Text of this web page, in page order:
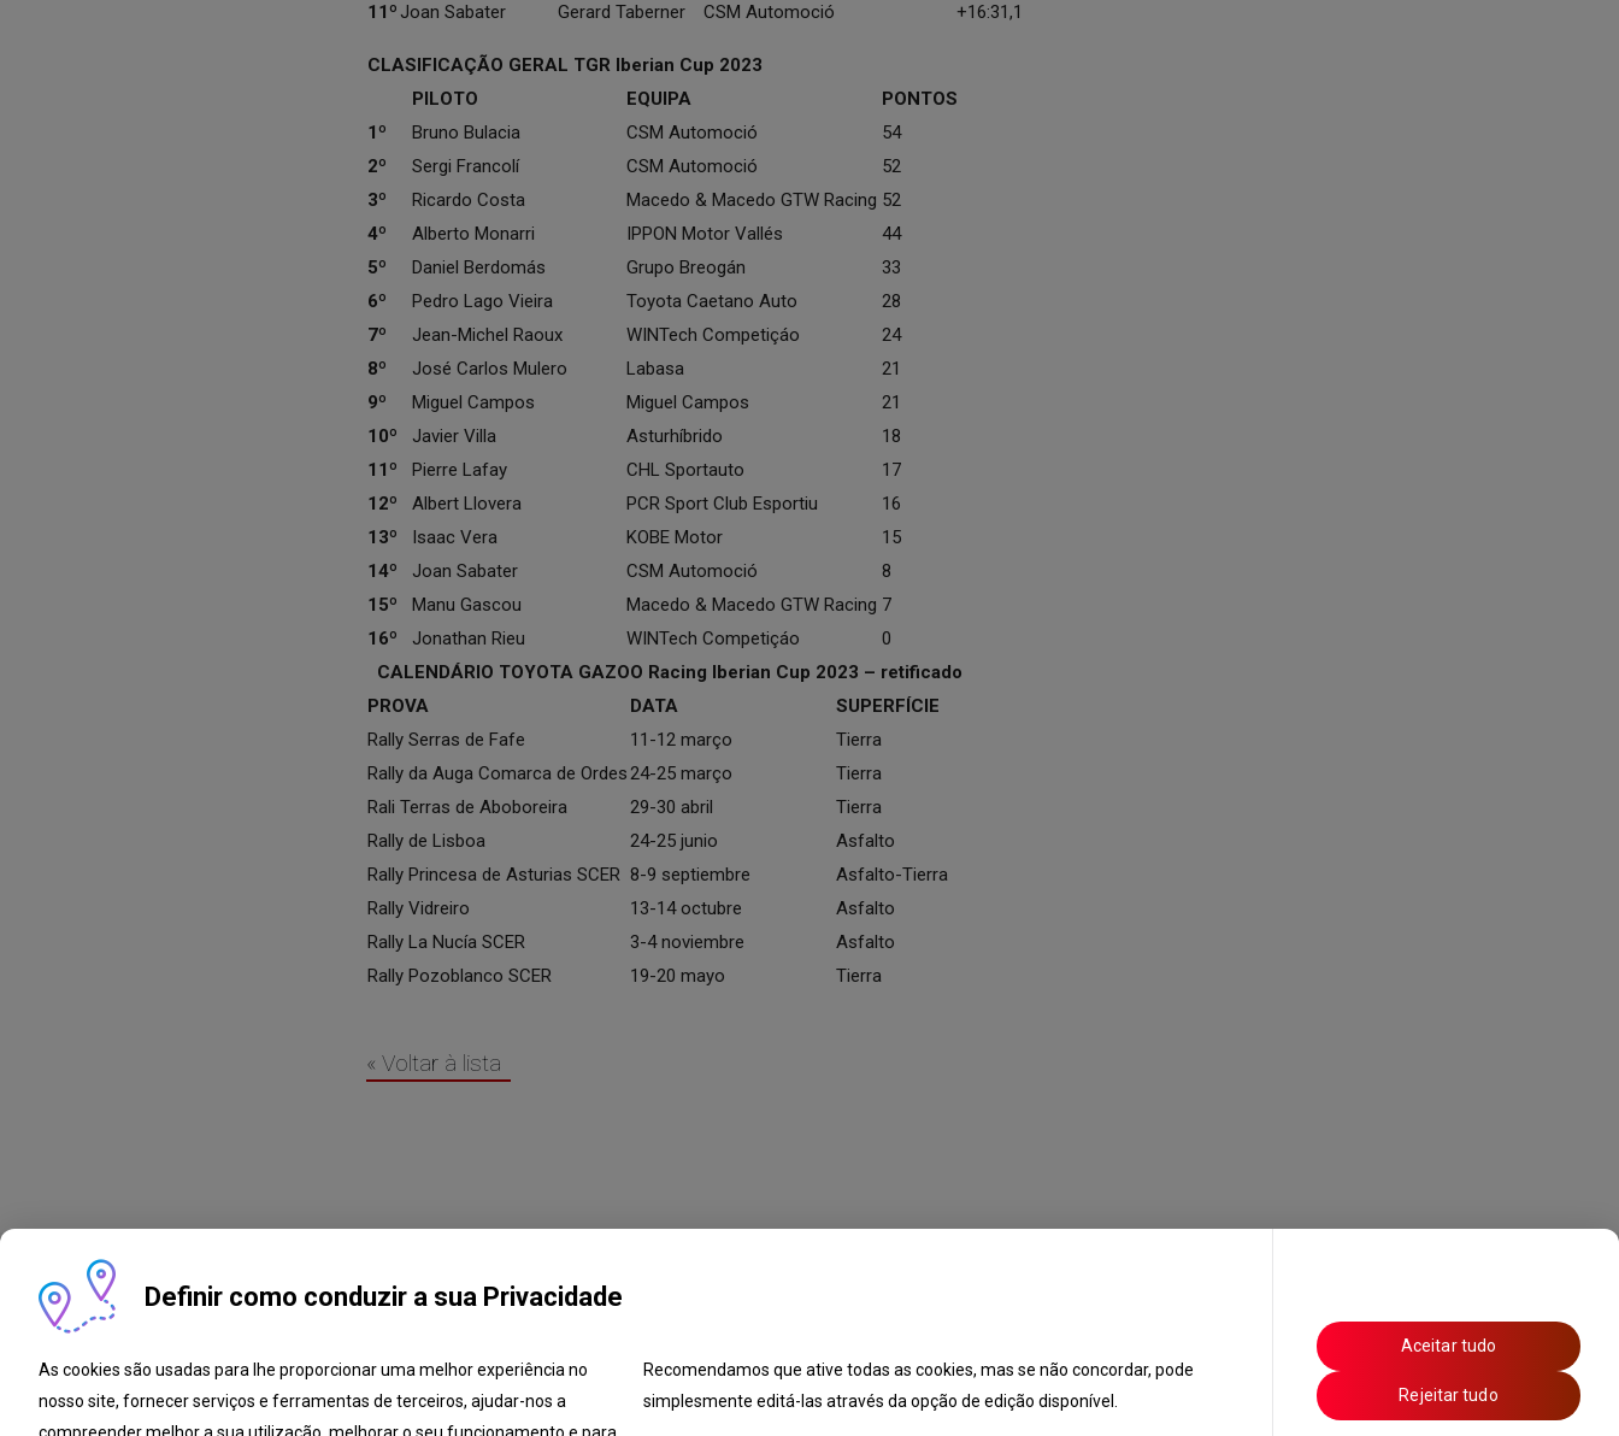
11º Joan Sabater Gerard Taberner CSM Automoció +16:31,1
CLASIFICAÇÃO GERAL TGR Iberian Cup 2023
PILOTO
EQUIPA
PONTOS
1º
Bruno Bulacia CSM Automoció
54
2º
Sergi Francolí CSM Automoció
52
3º
Ricardo Costa Macedo & Macedo GTW Racing 52
4º
Alberto Monarri IPPON Motor Vallés
44
5º
Daniel Berdomás Grupo Breogán
33
6º
Pedro Lago Vieira Toyota Caetano Auto
28
7º
Jean-Michel Raoux WINTech Competiçáo
24
8º
José Carlos Mulero Labasa
21
9º
Miguel Campos Miguel Campos
21
10º
Javier Villa Asturhíbrido
18
11º
Pierre Lafay CHL Sportauto
17
12º
Albert Llovera PCR Sport Club Esportiu
16
13º
Isaac Vera KOBE Motor
15
14º
Joan Sabater CSM Automoció
8
15º
Manu Gascou Macedo & Macedo GTW Racing 7
16º
Jonathan Rieu WINTech Competiçáo
0
CALENDÁRIO TOYOTA GAZOO Racing Iberian Cup 2023 – retificado
PROVA
DATA
SUPERFÍCIE
Rally Serras de Fafe
11-12 março
Tierra
Rally da Auga Comarca de Ordes24-25 março
Tierra
Rali Terras de Aboboreira
29-30 abril
Tierra
Rally de Lisboa
24-25 junio
Asfalto
Rally Princesa de Asturias SCER 8-9 septiembre
Asfalto-Tierra
Rally Vidreiro
13-14 octubre
Asfalto
Rally La Nucía SCER
3-4 noviembre
Asfalto
Rally Pozoblanco SCER
19-20 mayo Tierra
« Voltar à lista
Livro de Reclamações Notícias Oportunidades Política de Privacidade
Definir como conduzir a sua Privacidade
As cookies são usadas para lhe proporcionar uma melhor experiência no
nosso site, fornecer serviços e ferramentas de terceiros, ajudar-nos a
Recomendamos que ative todas as cookies, mas se não concordar, pode
simplesmente editá-las através da opção de edição disponível.
Rejeitar tudo
Aceitar tudo